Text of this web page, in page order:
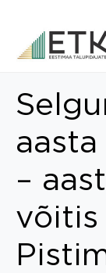
–
võitis